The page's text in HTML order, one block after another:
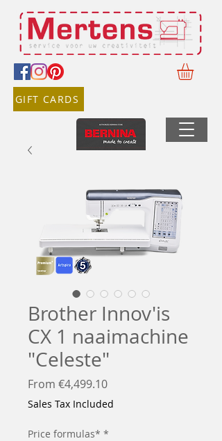
GIFT CARDS
Brother Innov'is
CX 1 naaimachine
"Celeste"
From €4,499.10Sale
Price
Sales Tax Included
Price formulas* *